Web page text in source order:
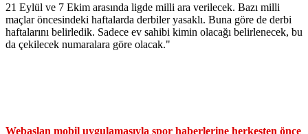
21 Eylül ve 7 Ekim arasında ligde milli ara verilecek. Bazı milli
maçlar öncesindeki haftalarda derbiler yasaklı. Buna göre de derbi
haftalarını belirledik. Sadece ev sahibi kimin olacağı belirlenecek, bu
da çekilecek numaralara göre olacak."
Webaslan mobil uygulamasıyla spor haberlerine herkesten önce